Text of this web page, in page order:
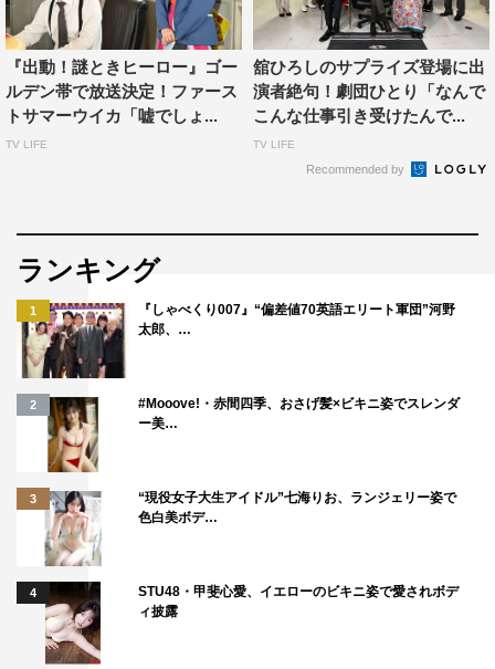
探偵っていう意識の切り替わりが難しかったです。劇団ひ
とりさんが面白すぎて、みんなが笑っちゃうから、押しま
した（笑）。
日曜グランプリ『出動！謎ときヒーロー』
この記事の写真
©TBS
ファーストサマーウイカ
『出動！謎ときヒーロー』ゴー
ルデン帯で放送決定！ファース
トサマーウイカ「嘘でしょ...
TV LIFE
舘ひろしのサプライズ登場に出
演者絶句！劇団ひとり「なんで
こんな仕事引き受けたんで...
TV LIFE
Recommended by
ランキング
1
『しゃべくり007』“偏差値70英語エリート軍団”河野
太郎、…
2
#Mooove!・赤間四季、おさげ髪×ビキニ姿でスレンダ
ー美…
3
“現役女子大生アイドル”七海りお、ランジェリー姿で
色白美ボデ…
4
STU48・甲斐心愛、イエローのビキニ姿で愛されボデ
ィ披露